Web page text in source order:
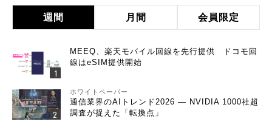
週間 月間 会員限定
MEEQ、楽天モバイル回線を先行提供 ドコモ回
線はeSIM提供開始
ホワイトペーパー
通信業界のAIトレンド2026 ― NVIDIA 1000社超
調査が捉えた「転換点」